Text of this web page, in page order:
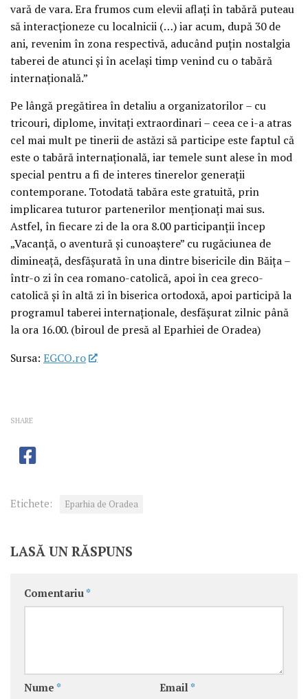
vară de vara. Era frumos cum elevii aflați în tabără puteau
să interacționeze cu localnicii (…) iar acum, după 30 de
ani, revenim în zona respectivă, aducând puțin nostalgia
taberei de atunci și în același timp venind cu o tabără
internațională.”
Pe lângă pregătirea în detaliu a organizatorilor – cu
tricouri, diplome, invitați extraordinari – ceea ce i-a atras
cel mai mult pe tinerii de astăzi să participe este faptul că
este o tabără internațională, iar temele sunt alese în mod
special pentru a fi de interes tinerelor generații
contemporane. Totodată tabăra este gratuită, prin
implicarea tuturor partenerilor menționați mai sus.
Astfel, în fiecare zi de la ora 8.00 participanții încep
„Vacanță, o aventură și cunoaștere” cu rugăciunea de
dimineață, desfășurată în una dintre bisericile din Băița –
într-o zi în cea romano-catolică, apoi în cea greco-
catolică și în altă zi în biserica ortodoxă, apoi participă la
programul taberei internaționale, desfășurat zilnic până
la ora 16.00. (biroul de presă al Eparhiei de Oradea)
Sursa: EGCO.ro
SHARE
Etichete: Eparhia de Oradea
LASĂ UN RĂSPUNS
Comentariu *
Nume * Email *